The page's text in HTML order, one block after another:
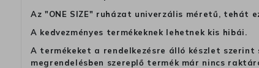
Az "ONE SIZE" ruházat univerzális méretű, tehát
A kedvezményes termékeknek lehetnek kis hibái.
A termékeket a rendelkezésre álló készlet
megrendelésben szereplő termék már nincs